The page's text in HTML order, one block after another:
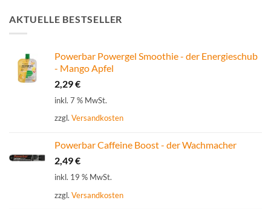
AKTUELLE BESTSELLER
Powerbar Powergel Smoothie - der Energieschub
- Mango Apfel
2,29€
inkl. 7 % MwSt.
zzgl. Versandkosten
Powerbar Caffeine Boost - der Wachmacher
2,49€
inkl. 19 % MwSt.
zzgl. Versandkosten